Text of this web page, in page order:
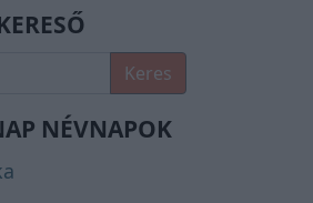
Keres
NÉVNAPOK